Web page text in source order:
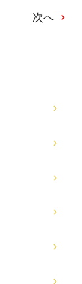
次へ